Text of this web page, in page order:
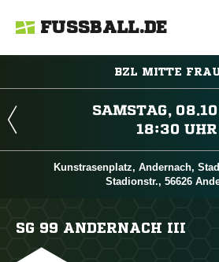
FUSSBALL.DE
BZL MITTE

 
Kunstrasenplatz, Andernach,
Stadionstr., 56626
SG 99 ANDERNACH III